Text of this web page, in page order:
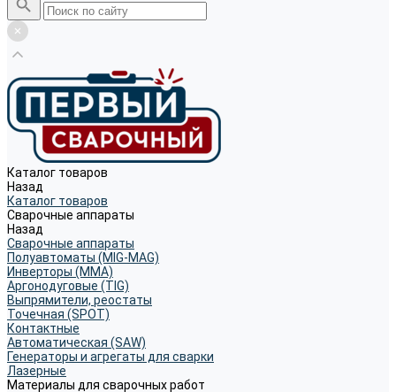
Каталог товаров
Назад
Каталог товаров
Сварочные аппараты
Назад
Сварочные аппараты
Полуавтоматы (MIG-MAG)
Инверторы (MMA)
Аргонодуговые (TIG)
Выпрямители, реостаты
Точечная (SPOT)
Контактные
Автоматическая (SAW)
Генераторы и агрегаты для сварки
Лазерные
Материалы для сварочных работ